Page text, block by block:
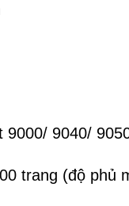
9000/ 9040/
trang (độ phủ